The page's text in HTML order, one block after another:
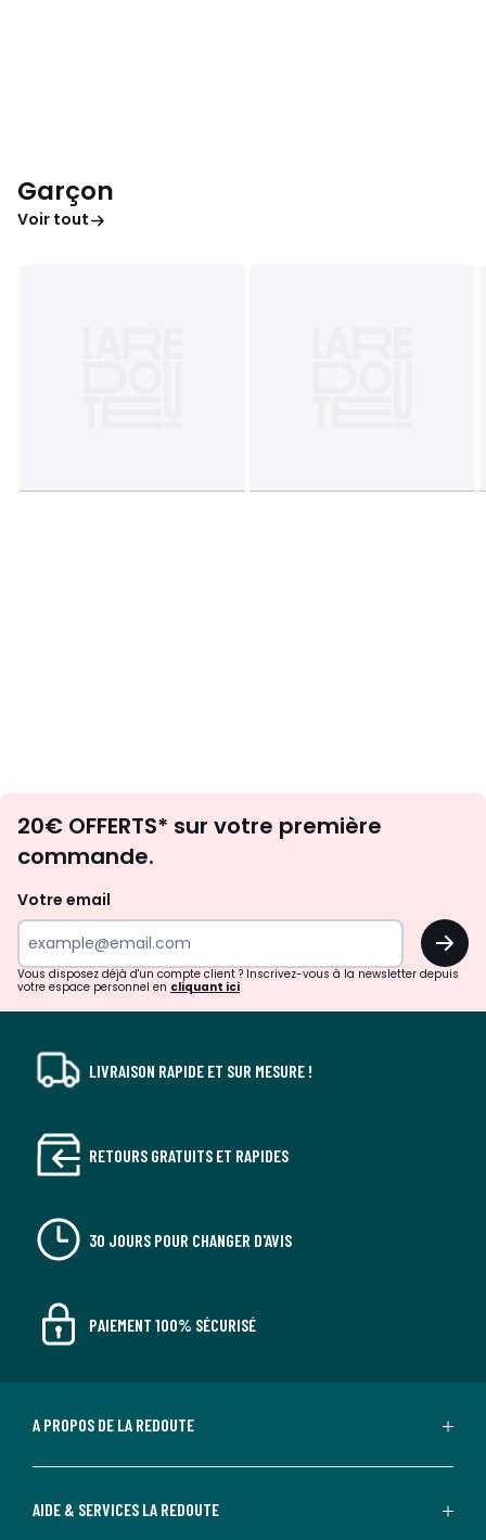
Garçon
Voir tout
d'inspirations
surprises?
20€ OFFERTS* sur votre première
commande.
Votre email
OK
Vous disposez déjà d'un compte client ? Inscrivez-vous à la newsletter depuis
votre espace personnel en cliquant ici
LIVRAISON RAPIDE ET SUR MESURE !
RETOURS GRATUITS ET RAPIDES
30 JOURS POUR CHANGER D'AVIS
PAIEMENT 100% SÉCURISÉ
A PROPOS DE LA REDOUTE
AIDE & SERVICES LA REDOUTE